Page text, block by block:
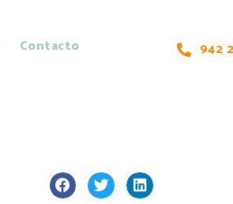
Contacto 942